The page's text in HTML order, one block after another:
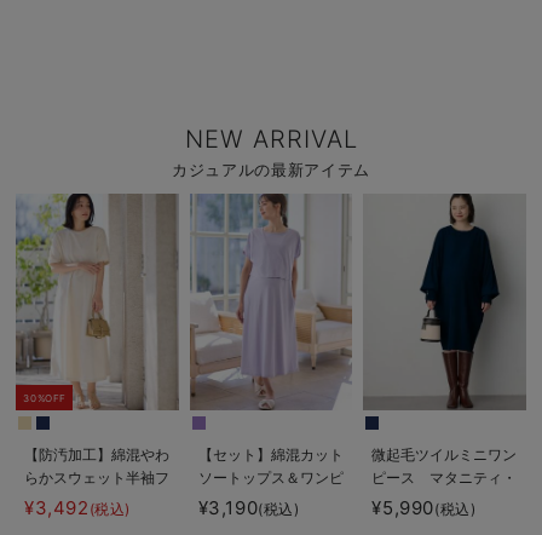
NEW ARRIVAL
カジュアルの最新アイテム
30%OFF
【防汚加工】綿混やわ
らかスウェット半袖フ
レアワンピース マタ
ニティ・産後【出産後
¥3,492 (税込)
【セット】綿混カット
ソートップス＆ワンピ
ース マタニティ・授
乳服【出産後も長く使
¥3,190(税込)
微起毛ツイルミニワン
ピース マタニティ・
授乳服【出産後も長く
使える】
¥5,990(税込)